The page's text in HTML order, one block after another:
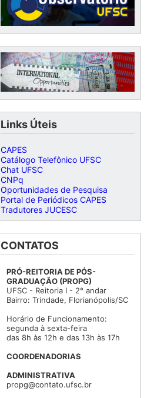
Links Úteis
CAPES
Catálogo Telefônico UFSC
Chat UFSC
CNPq
Oportunidades de Pesquisa
Portal de Periódicos CAPES
Tradutores JUCESC
CONTATOS
PRÓ-REITORIA DE PÓS-
GRADUAÇÃO (PROPG)
UFSC - Reitoria I - 2° andar
Bairro: Trindade, Florianópolis/SC
Horário de Funcionamento:
segunda à sexta-feira
das 8h às 12h e das 13h às 17h
COORDENADORIAS
ADMINISTRATIVA
propg@contato.ufsc.br